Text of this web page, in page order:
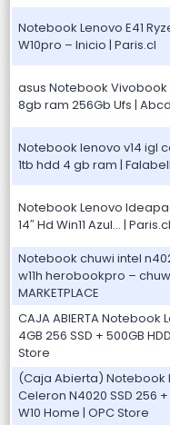
Notebook Lenovo E41
W10pro – Inicio | Paris.cl
asus Notebook Vivobook
8gb ram 256Gb Ufs |
Notebook lenovo v14 igl
1tb hdd 4 gb ram |
Notebook Lenovo
14″ Hd Win11 Azul… | Paris.cl
Notebook chuwi intel
w11h herobookpro –
MARKETPLACE
CAJA ABIERTA Notebook
4GB 256 SSD + 500GB
Store
(Caja Abierta) Notebook
Celeron N4020 SSD 256 +
W10 Home | OPC Store